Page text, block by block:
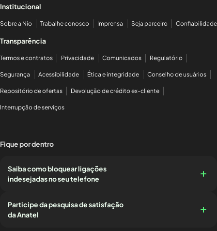
Institucional
Sobre a Nio Trabalhe conosco Imprensa Seja parceiro Confiabilidade
Transparência
Termos e contratos Privacidade Comunicados Regulatório
Segurança Acessibilidade Ética e integridade Conselho de usuários
Repositório de ofertas Devolução de crédito ex-cliente
Interrupção de serviços
Fique por dentro
Saiba como bloquear ligações
indesejadas no seu telefone
Participe da pesquisa de satisfação
da Anatel